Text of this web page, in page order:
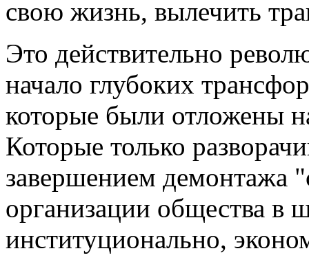
свою жизнь, вылечить
Это действительно
начало глубоких
которые были отложены
Которые только
завершением демонтажа
организации общества
институционально,